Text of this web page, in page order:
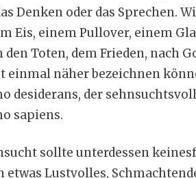
Denken oder das Sprechen.
Eis, einem Pullover, einem
den Toten, dem Frieden, nach
einmal näher bezeichnen
desiderans, der
sapiens.
sollte unterdessen
etwas Lustvolles,